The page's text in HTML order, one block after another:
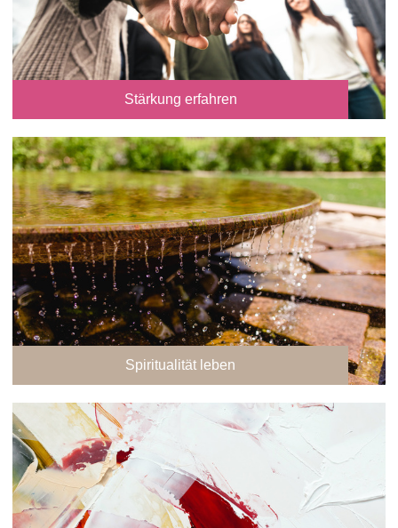
Stärkung erfahren
Spiritualität leben